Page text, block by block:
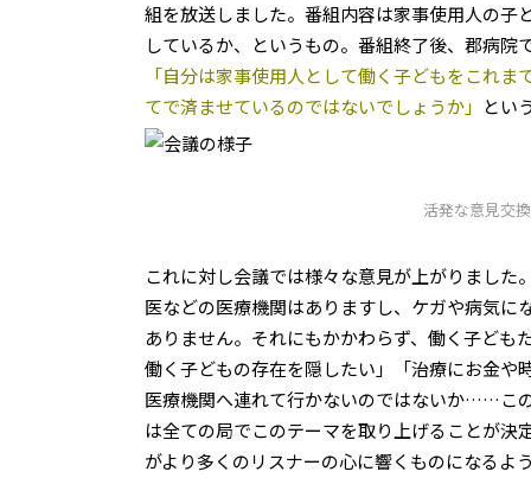
組を放送しました。番組内容は家事使用人の
しているか、というもの。番組終了後、郡病院
「自分は家事使用人として働く子どもをこれ
てで済ませているのではないでしょうか」 とい
活発な意見交
これに対し会議では様々な意見が上がりまし
医などの医療機関はありますし、ケガや病気
ありません。それにもかかわらず、働く子ど
働く子どもの存在を隠したい」「治療にお金や
医療機関へ連れて行かないのではないか……こ
は全ての局でこのテーマを取り上げることが
がより多くのリスナーの心に響くものになる